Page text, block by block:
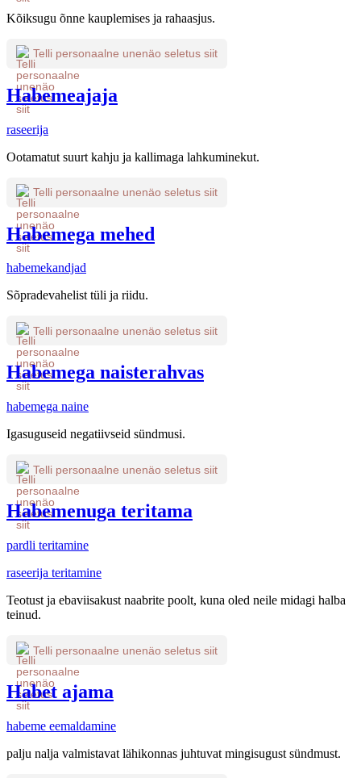
Kõiksugu õnne kauplemises ja rahaasjus.
Telli personaalne unenäo seletus siit
Habemeajaja
raseerija
Ootamatut suurt kahju ja kallimaga lahkuminekut.
Telli personaalne unenäo seletus siit
Habemega mehed
habemekandjad
Sõpradevahelist tüli ja riidu.
Telli personaalne unenäo seletus siit
Habemega naisterahvas
habemega naine
Igasuguseid negatiivseid sündmusi.
Telli personaalne unenäo seletus siit
Habemenuga teritama
pardli teritamine
raseerija teritamine
Teotust ja ebaviisakust naabrite poolt, kuna oled neile midagi halba
teinud.
Telli personaalne unenäo seletus siit
Habet ajama
habeme eemaldamine
palju nalja valmistavat lähikonnas juhtuvat mingisugust sündmust.